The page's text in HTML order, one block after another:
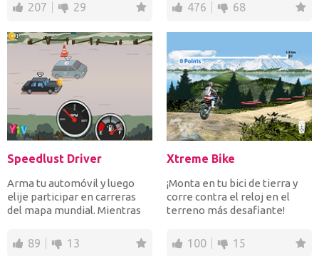
207 29 476 68
Speedlust Driver
Arma tu automóvil y luego
elije participar en carreras
del mapa mundial. Mientras
89 13
Xtreme Bike
¡Monta en tu bici de tierra y
corre contra el reloj en el
terreno más desafiante!
100 15